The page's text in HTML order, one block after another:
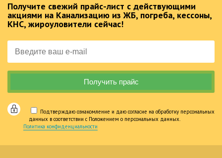
Получите свежий прайс-лист с действующими
акциями на Канализацию из ЖБ, погреба, кессоны,
КНС, жироуловители сейчас!
Подтверждаю ознакомление и даю согласие на обработку персональных
данных в соответствии с Положением о персональных данных.
Политика конфиденциальности